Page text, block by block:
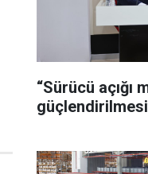
“Sürücü açığı